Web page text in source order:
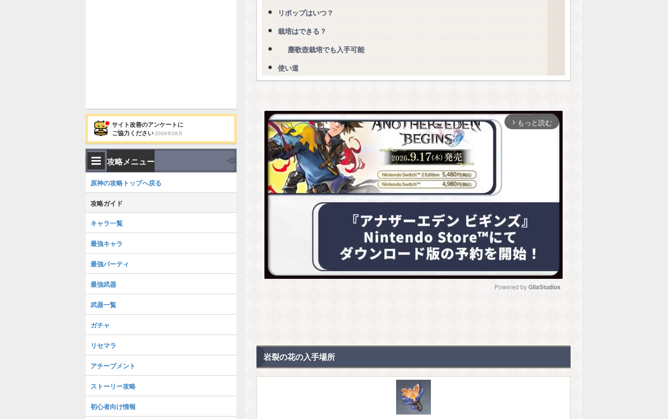
リポップはいつ？
栽培はできる？
塵歌壺栽培でも入手可能
使い道
arrow_forward_ios もっと読む
Powered by GliaStudios
岩裂の花の入手場所
サイト改善のアンケートに
ご協力ください 2026年08月
攻略メニュー
原神の攻略トップへ戻る
攻略ガイド
キャラ一覧
最強キャラ
最強パーティ
最強武器
武器一覧
ガチャ
リセマラ
アチーブメント
ストーリー攻略
初心者向け情報